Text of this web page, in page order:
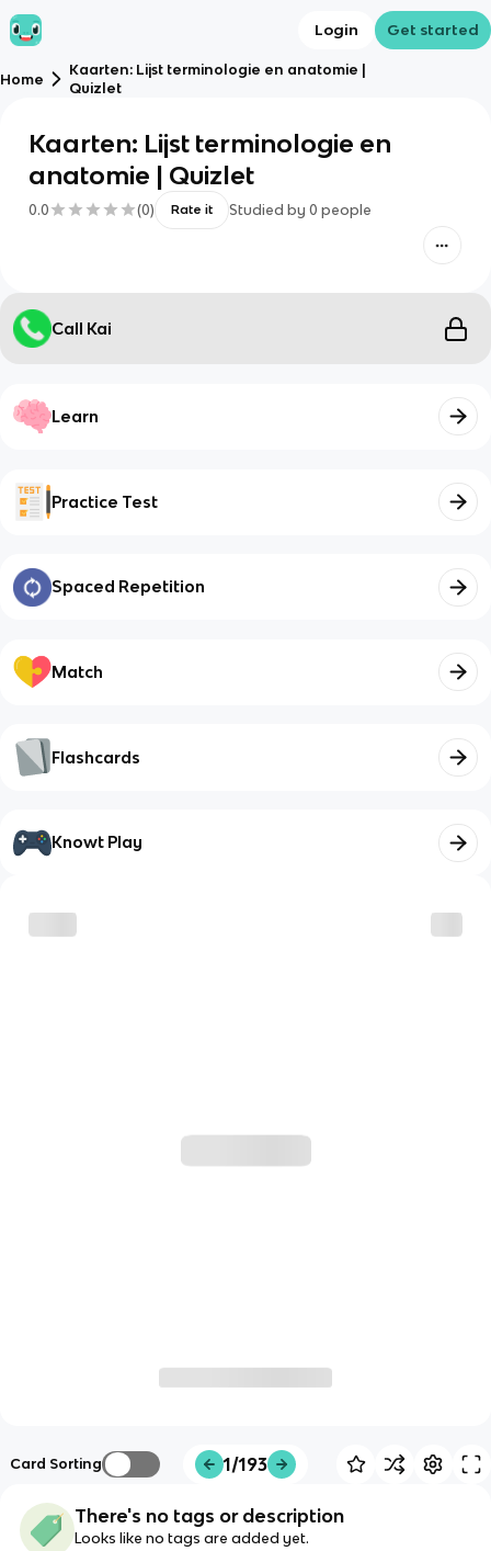
Login Get started
Home
Kaarten: Lijst terminologie en anatomie |
Quizlet
Kaarten: Lijst terminologie en
anatomie | Quizlet
0.0 (0) Rate it Studied by 0 people
Call Kai
Learn
Practice Test
Spaced Repetition
Match
Flashcards
Knowt Play
Card Sorting 1/193
There's no tags or description
Looks like no tags are added yet.